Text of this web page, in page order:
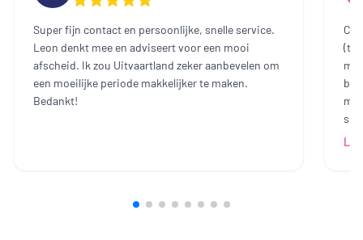
Super fijn contact en persoonlijke, snelle service.
Leon denkt mee en adviseert voor een mooi
afscheid. Ik zou Uitvaartland zeker aanbevelen om
een moeilijke periode makkelijker te maken.
Bedankt!